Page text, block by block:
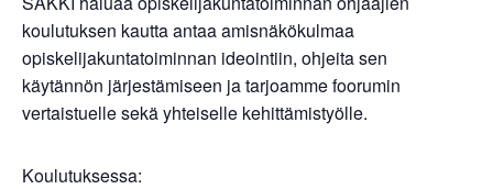
koulutuksen kautta antaa amisnäkökulmaa
opiskelijakuntatoiminnan ideointiin, ohjeita sen
käytännön järjestämiseen ja tarjoamme foorumin
vertaistuelle sekä yhteiselle kehittämistyölle.
Koulutuksessa: